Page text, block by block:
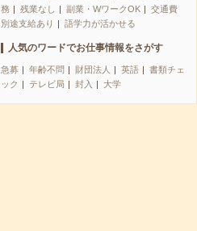
務
残業なし 副業・WワークOK
交通費
別途支給あり
語学力が活かせる
人気のワードでお仕事情報をさがす
急募 年齢不問 財団法人 英語
書類チェ
ック
テレビ局 封入 大学